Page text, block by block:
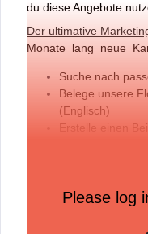
du diese Angebote
Der ultimative
Monate lang neue
Suche nach
Belege unsere
(Englisch)
Erstelle einen
Für individuelles
Please log